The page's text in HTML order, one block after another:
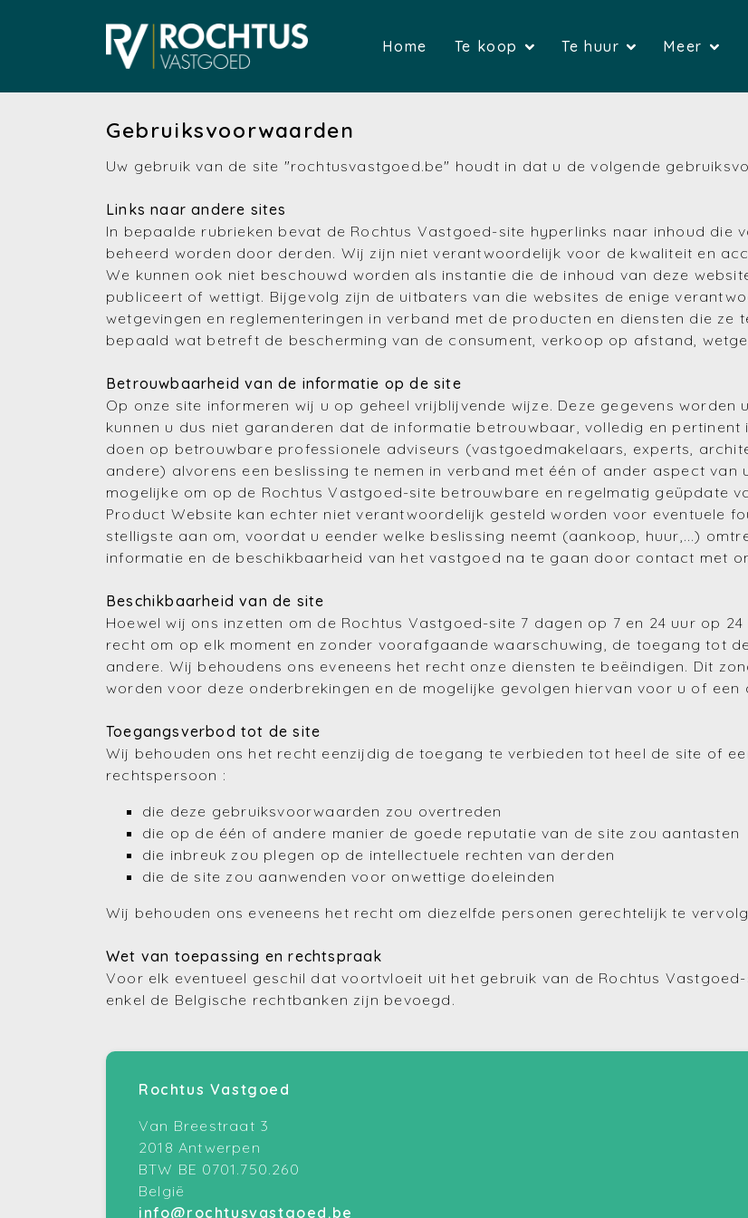
Home (Home)
Te koop (Te koop)
(Huizen)
(Gronden)
(Garages)
Te huur (Te huur)
(Huizen)
Meer
Gebruiksvoorwaarden
Uw gebruik van de site "rochtusvastgoed.be" houdt in dat u de volgende
Links naar andere sites
In bepaalde rubrieken bevat de Rochtus Vastgoed-site hyperlinks naar inhoud die
beheerd worden door derden. Wij zijn niet verantwoordelijk voor de kwaliteit en
We kunnen ook niet beschouwd worden als instantie die de inhoud van deze
publiceert of wettigt. Bijgevolg zijn de uitbaters van die websites de enige
wetgevingen en reglementeringen in verband met de producten en diensten die ze
bepaald wat betreft de bescherming van de consument, verkoop op afstand,
Betrouwbaarheid van de informatie op de site
Op onze site informeren wij u op geheel vrijblijvende wijze. Deze gegevens
kunnen u dus niet garanderen dat de informatie betrouwbaar, volledig en
doen op betrouwbare professionele adviseurs (vastgoedmakelaars, experts,
andere) alvorens een beslissing te nemen in verband met één of ander aspect
mogelijke om op de Rochtus Vastgoed-site betrouwbare en regelmatig geüpdate
Product Website kan echter niet verantwoordelijk gesteld worden voor eventuele
stelligste aan om, voordat u eender welke beslissing neemt (aankoop, huur,...)
informatie en de beschikbaarheid van het vastgoed na te gaan door contact met
Beschikbaarheid van de site
Hoewel wij ons inzetten om de Rochtus Vastgoed-site 7 dagen op 7 en 24 uur op
recht om op elk moment en zonder voorafgaande waarschuwing, de toegang tot
andere. Wij behoudens ons eveneens het recht onze diensten te beëindigen. Dit
worden voor deze onderbrekingen en de mogelijke gevolgen hiervan voor u of een
Toegangsverbod tot de site
Wij behouden ons het recht eenzijdig de toegang te verbieden tot heel de site of
rechtspersoon :
die deze gebruiksvoorwaarden zou overtreden
die op de één of andere manier de goede reputatie van de site zou aantasten
die inbreuk zou plegen op de intellectuele rechten van derden
die de site zou aanwenden voor onwettige doeleinden
Wij behouden ons eveneens het recht om diezelfde personen gerechtelijk te
Wet van toepassing en rechtspraak
Voor elk eventueel geschil dat voortvloeit uit het gebruik van de Rochtus
enkel de Belgische rechtbanken zijn bevoegd.
Rochtus Vastgoed
Van Breestraat 3
2018 Antwerpen
BTW BE 0701.750.260
België
info@rochtusvastgoed.be